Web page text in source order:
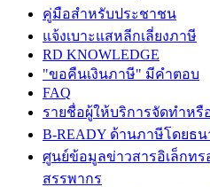
คู่มือสำหรับประชาชน
แจ้งเบาะแสหลีกเลี่ยงภาษี
RD KNOWLEDGE
"ขอคืนเงินภาษี" มีคำตอบ
FAQ
รายชื่อผู้ให้บริการจัดทำห
B-READY ด้านภาษีโดยธ
ศูนย์ข้อมูลข่าวสารอิเล็กท
สรรพากร